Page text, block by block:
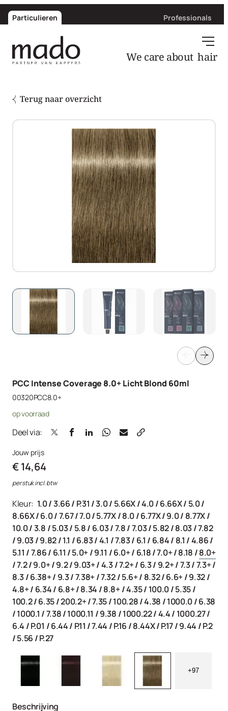
Particulieren Professionals
We care about hair
Terug naar overzicht
PCC Intense Coverage 8.0+ Licht Blond 60ml
00320PCC8.0+
op voorraad
Deel via:
Jouw prijs
€ 14,64
per stuk incl. btw
Kleur: 1.0/3.66/ P.31 /3.0/ 5.66X/4.0/6.66X/ 5.0/
8.66X/6.0/7.67/7.0/5.77X/8.0/6.77X/9.0/ 8.77X/
10.0/3.8 /5.03/ 5.8/ 6.03/7.8/7.03/5.82/8.03/7.82
/9.03/9.82/1.1 /6.83/4.1 /7.83/ 6.1 / 6.84/ 8.1 /4.86/
5.11 /7.86/ 6.11 /5.0+/9.11 /6.0+/ 6.18/7.0+/8.18 /8.0+
/7.2/9.0+/9.2/9.03+/4.3/7.2+/ 6.3/ 9.2+/7.3/7.3+/
8.3/6.38+/ 9.3/7.38+/7.32/5.6+/ 8.32/6.6+/9.32/
4.8+/ 6.34/ 6.8+/8.34 /8.8+/4.35/ 100.0/5.35/
100.2/6.35/200.2+/7.35/100.28/4.38 /1000.0/6.38
/1000.1 /7.38/1000.11 /9.38 /1000.22/4.4/ 1000.27/
6.4 /P.01 /6.44/ P.11 /7.44 /P.16 /8.44X/P.17/9.44 /P.2
/5.56 /P.27
+97
Beschrijving